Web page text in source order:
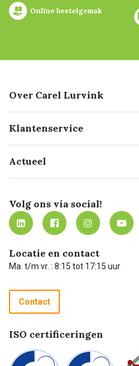
Online bestelgemak
Over Carel Lurvink
Geschiedenis
Missie
Certificering
Werken bij Carel Lurvink
MVO
Klantenservice
Bezorgen
Mijn Carel Lurvink
Mijn Carel Lurvink instructievideo's
Carel Lurvink App
Hulp op afstand
Technische dienst
Recycle programma
Betalen
Actueel
Innovation LAB
Tevreden klanten
Carel Lurvink Blog
Carel de podcast
Volg ons via social!
Locatie en contact
Ma. t/m vr. : 8:15 tot 17:15 uur
Contact
ISO certificeringen